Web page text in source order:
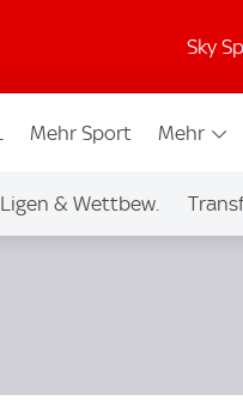
Sky
Mehr Sport Mehr
Ligen & Wettbew.